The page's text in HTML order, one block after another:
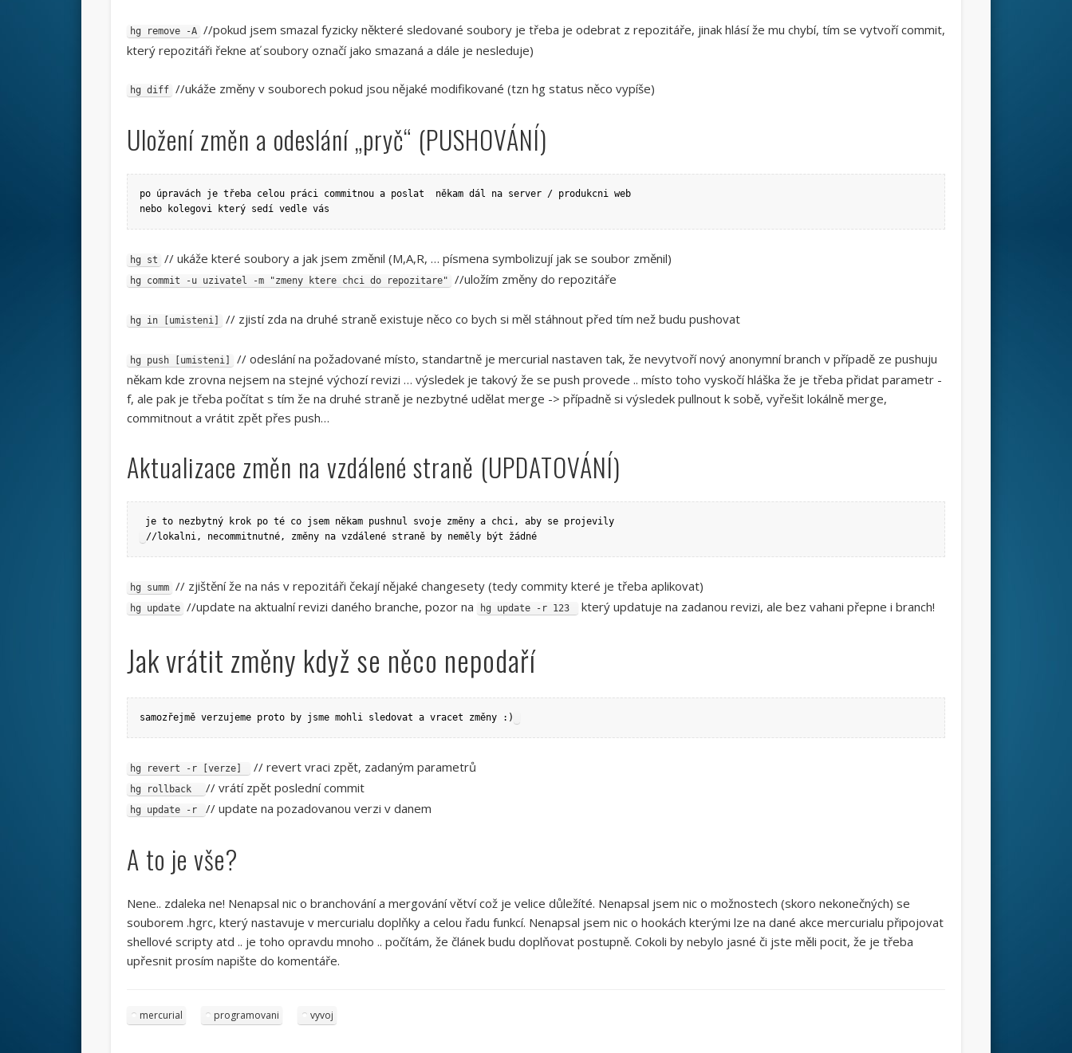
hg remove -A //pokud jsem smazal fyzicky některé sledované soubory je třeba je odebrat z repozitáře, jinak hlásí že mu chybí, tím se vytvoří commit,
který repozitáři řekne ať soubory označí jako smazaná a dále je nesleduje)
hg diff //ukáže změny v souborech pokud jsou nějaké modifikované (tzn hg status něco vypíše)
Uložení změn a odeslání „pryč“ (PUSHOVÁNÍ)
po úpravách je třeba celou práci commitnou a poslat  někam dál na server / produkcni web
nebo kolegovi který sedí vedle vás
hg st // ukáže které soubory a jak jsem změnil (M,A,R, … písmena symbolizují jak se soubor změnil)
hg commit -u uzivatel -m "zmeny ktere chci do repozitare" //uložím změny do repozitáře
hg in [umisteni] // zjistí zda na druhé straně existuje něco co bych si měl stáhnout před tím než budu pushovat
hg push [umisteni]
// odeslání na požadované místo, standartně je mercurial nastaven tak, že nevytvoří nový anonymní branch v případě ze pushuju
někam kde zrovna nejsem na stejné výchozí revizi … výsledek je takový že se push provede .. místo toho vyskočí hláška že je třeba přidat parametr -
f, ale pak je třeba počítat s tím že na druhé straně je nezbytné udělat merge -> případně si výsledek pullnout k sobě, vyřešit lokálně merge,
commitnout a vrátit zpět přes push…
Aktualizace změn na vzdálené straně (UPDATOVÁNÍ)
je to nezbytný krok po té co jsem někam pushnul svoje změny a chci, aby se projevily
//lokalni, necommitnutné, změny na vzdálené straně by neměly být žádné
hg summ // zjištění že na nás v repozitáři čekají nějaké changesety (tedy commity které je třeba aplikovat)
hg update //update na aktualní revizi daného branche, pozor na hg update -r 123 který updatuje na zadanou revizi, ale bez vahani přepne i branch!
Jak vrátit změny když se něco nepodaří
samozřejmě verzujeme proto by jsme mohli sledovat a vracet změny :)
hg revert -r [verze] // revert vraci zpět, zadaným parametrů
hg rollback // vrátí zpět poslední commit
hg update -r // update na pozadovanou verzi v danem
A to je vše?
Nene.. zdaleka ne! Nenapsal nic o branchování a mergování větví což je velice důležíté. Nenapsal jsem nic o možnostech (skoro nekonečných) se
souborem .hgrc, který nastavuje v mercurialu doplňky a celou řadu funkcí. Nenapsal jsem nic o hookách kterými lze na dané akce mercurialu připojovat
shellové scripty atd .. je toho opravdu mnoho .. počítám, že článek budu doplňovat postupně. Cokoli by nebylo jasné či jste měli pocit, že je třeba
upřesnit prosím napište do komentáře.
mercurial programovani vyvoj